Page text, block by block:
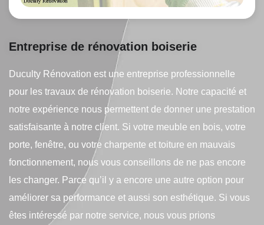
Entreprise de rénovation boiserie
Duculty Rénovation est une entreprise professionnelle
pour les travaux de rénovation boiserie. Notre capacité et
notre expérience nous permettent de donner une prestation
satisfaisante à notre client. Si votre meuble en bois, votre
porte, fenêtre, ou votre charpente et toiture en mauvais
fonctionnement, nous vous conseillons de ne pas encore
les changer. Parce qu’il y a encore une autre option pour
améliorer sa performance et aussi son esthétique. Si vous
êtes intéressé par notre service, nous vous prions